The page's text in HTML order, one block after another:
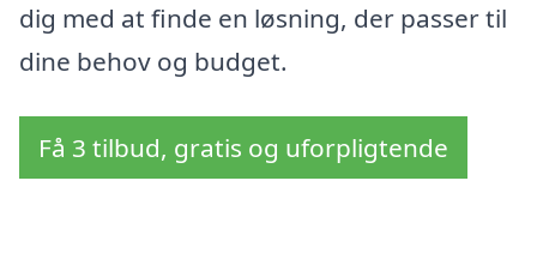
dig med at finde en løsning, der passer til
dine behov og budget.
Få 3 tilbud, gratis og uforpligtende